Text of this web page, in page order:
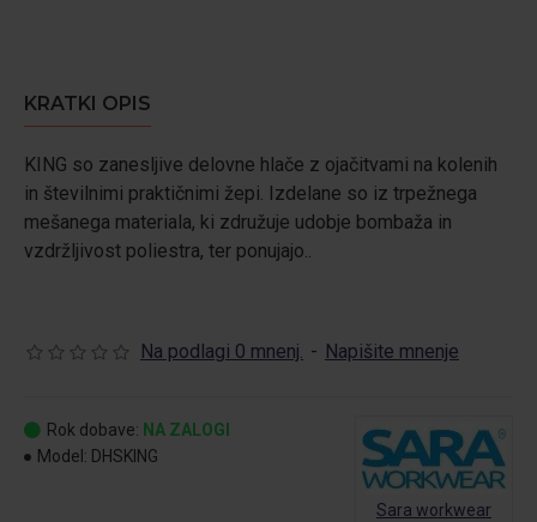
KRATKI OPIS
KING so zanesljive delovne hlače z ojačitvami na kolenih
in številnimi praktičnimi žepi. Izdelane so iz trpežnega
mešanega materiala, ki združuje udobje bombaža in
vzdržljivost poliestra, ter ponujajo..
Na podlagi 0 mnenj. - Napišite mnenje
Rok dobave: NA ZALOGI
Model: DHSKING
Sara workwear